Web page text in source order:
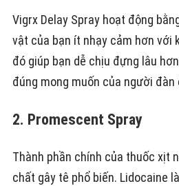
Vigrx Delay Spray hoạt động
vật của bạn ít nhạy cảm hơn với
đó giúp bạn dễ chịu đựng lâu
đúng mong muốn của người đàn
2. Promescent Spray
Thành phần chính của thuốc xịt
chất gây tê phổ biến. Lidocaine